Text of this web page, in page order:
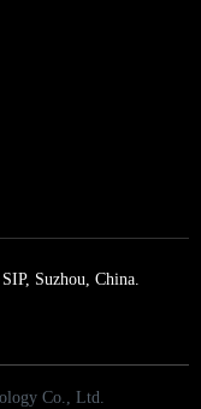
Suzhou, China.
Co., Ltd.